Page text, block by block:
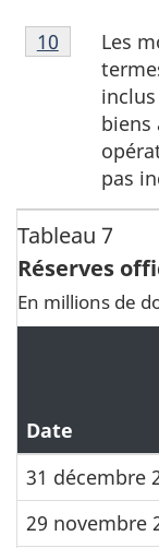
Note
de
Les
biens
pas
Retour à la
10
Tableau 7
Réserves
En millions de
Date
31 décembre
29 novembre